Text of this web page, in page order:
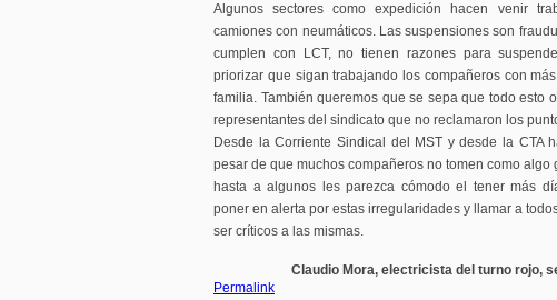
Algunos sectores como expedición hacen venir
camiones con neumáticos. Las suspensiones son
cumplen con LCT, no tienen razones para
priorizar que sigan trabajando los compañeros con
familia. También queremos que se sepa que todo esto
representantes del sindicato que no reclamaron los
Desde la Corriente Sindical del MST y desde la CTA
pesar de que muchos compañeros no tomen como algo
hasta a algunos les parezca cómodo el tener más
poner en alerta por estas irregularidades y llamar a
ser críticos a las mismas.
Claudio Mora, electricista del turno rojo,
Permalink